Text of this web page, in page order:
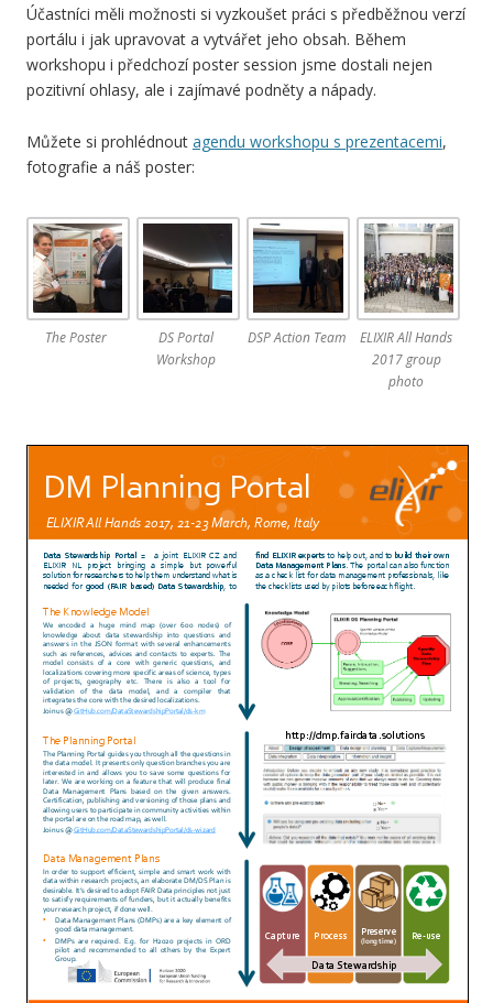
Účastníci měli možnosti si vyzkoušet práci s předběžnou verzí
portálu i jak upravovat a vytvářet jeho obsah. Během
workshopu i předchozí poster session jsme dostali nejen
pozitivní ohlasy, ale i zajímavé podněty a nápady.
Můžete si prohlédnout agendu workshopu s prezentacemi,
fotografie a náš poster:
The Poster
DS Portal
Workshop
DSP Action Team
ELIXIR All Hands
2017 group
photo